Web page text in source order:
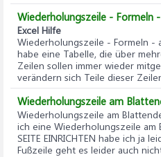
Wiederholungszeile - Formeln
Excel Hilfe
Wiederholungszeile - Formeln -
habe eine Tabelle, die über
Zeilen sollen immer wieder
verändern sich Teile dieser
Wiederholungszeile am
Wiederholungszeile am
ich eine Wiederholungszeile
SEITE EINRICHTEN habe ich ja
Fußzeile geht es leider auch